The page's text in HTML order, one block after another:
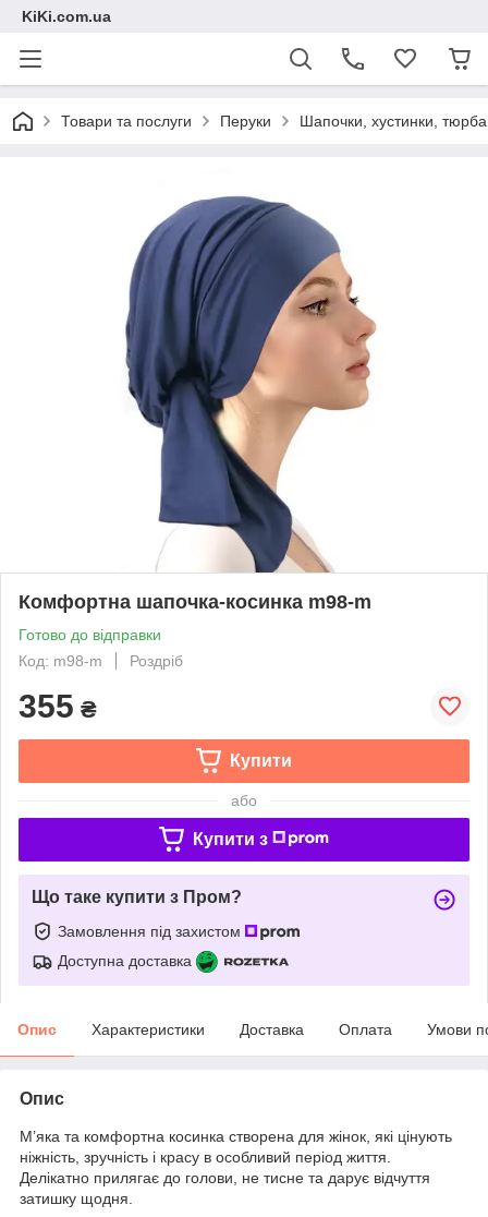
KiKi.com.ua
Товари та послуги Перуки Шапочки, хустинки,
Комфортна шапочка-косинка m98-m
Готово до відправки
Код: m98-m
Роздріб
355 ₴
Купити
або
Купити з
Що таке купити з Пром?
Замовлення під захистом
Доступна доставка
Опис Характеристики Доставка Оплата Умови
Опис
М’яка та комфортна косинка створена для жінок, які цінують
ніжність, зручність і красу в особливий період життя.
Делікатно прилягає до голови, не тисне та дарує відчуття
затишку щодня.